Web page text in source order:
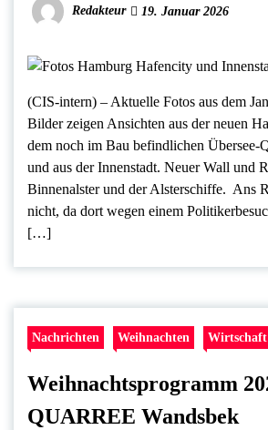
Redakteur 19. Januar 2026
(CIS-intern) – Aktuelle Fotos aus dem
Bilder zeigen Ansichten aus der neuen
dem noch im Bau befindlichen Übersee-
und aus der Innenstadt. Neuer Wall und
Binnenalster und der Alsterschiffe. Ans
nicht, da dort wegen einem
[…]
Nachrichten Weihnachten
Weihnachtsprogramm
QUARREE Wandsbek